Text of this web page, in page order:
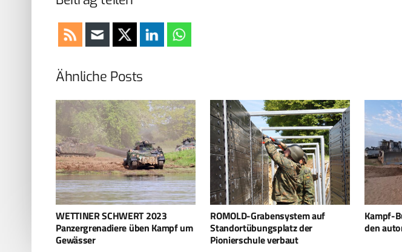
Ähnliche Posts
ROMOLD-Grabensystem auf
Standortübungsplatz der
Pionierschule verbaut
Kampf-Bulldozer RobDozer für
den autonomen Pionier-Einsatz
MilEng